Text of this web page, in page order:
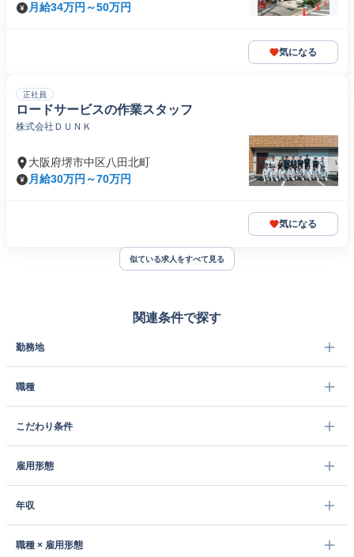
月給34万円～50万円
気になる
正社員
ロードサービスの作業スタッフ
株式会社ＤＵＮＫ
大阪府堺市中区八田北町
月給30万円～70万円
気になる
似ている求人をすべて見る
関連条件で探す
勤務地
職種
こだわり条件
雇用形態
年収
職種 × 雇用形態